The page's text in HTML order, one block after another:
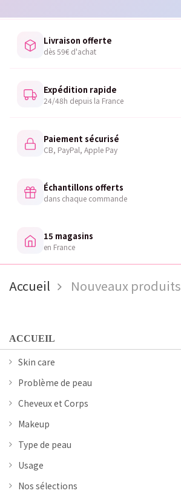
Livraison offerte
dès 59€ d'achat
Expédition rapide
24/48h depuis la France
Paiement sécurisé
CB, PayPal, Apple Pay
Échantillons offerts
dans chaque commande
15 magasins
en France
Accueil Nouveaux produits
ACCUEIL
Skin care
Problème de peau
Cheveux et Corps
Makeup
Type de peau
Usage
Nos sélections